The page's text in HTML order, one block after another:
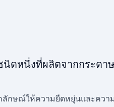
นิดหนึ่งที่ผลิตจากกระดา
ลักษณ์ให้ความยืดหยุ่นและคว